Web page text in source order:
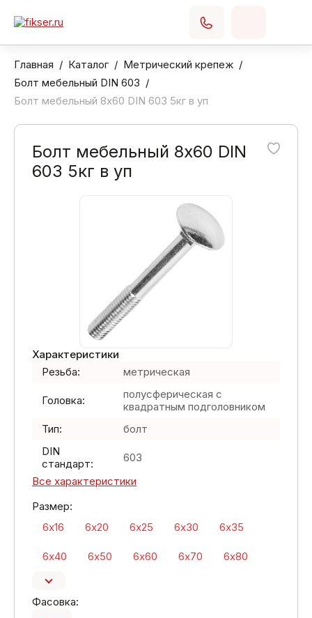
Главная Каталог
Метрический крепеж
Болт мебельный DIN 603
Болт мебельный 8х60 DIN 603 5кг в уп
Болт мебельный 8х60 DIN
603 5кг в уп
Характеристики
Резьба:
метрическая
Головка:
полусферическая с
квадратным подголовником
Тип:
болт
DIN
стандарт:
603
Все характеристики
Размер:
6х16
6х20 6х25 6х30 6х35
6х40 6х50 6х60 6х70 6х80
Фасовка: